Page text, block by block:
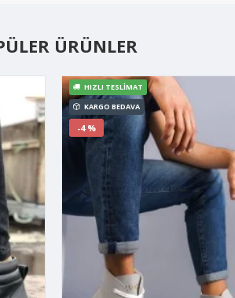
ÜRÜNLER
KARGO BEDAVA
HIZLI TESLIMAT
-4 %